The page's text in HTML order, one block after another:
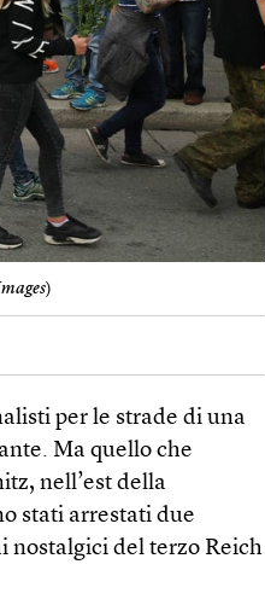
)
per le strade di una
Ma quello che
nell’est della
stati arrestati due
nostalgici del terzo Reich